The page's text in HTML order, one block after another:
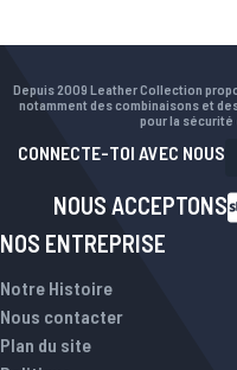
Depuis 2009 Leather Collection
notamment des combinaisons et
pour la sécurité
CONNECTE-TOI AVEC NOUS
NOUS ACCEPTONS
NOS ENTREPRISE
Notre Histoire
Nous contacter
Plan du site